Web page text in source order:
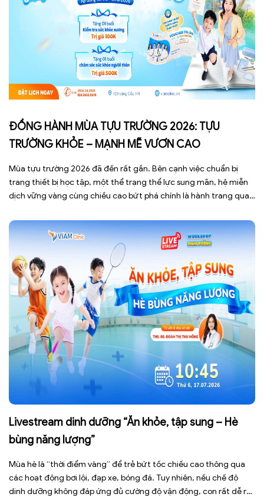
ĐỒNG HÀNH MÙA TỰU TRƯỜNG 2026: TỰU
TRƯỜNG KHỎE – MẠNH MẼ VƯƠN CAO
Mùa tựu trường 2026 đã đến rất gần. Bên cạnh việc chuẩn bị
trang thiết bị học tập, một thể trạng thể lực sung mãn, hệ miễn
dịch vững vàng cùng chiều cao bứt phá chính là hành trang quan
đồng hành […]
Livestream dinh dưỡng “Ăn khỏe, tập sung – Hè
bùng năng lượng”
Mùa hè là “thời điểm vàng” để trẻ bứt tốc chiều cao thông qua
các hoạt động bơi lội, đạp xe, bóng đá. Tuy nhiên, nếu chế độ
dinh dưỡng không đáp ứng đủ cường độ vận động, con rất dễ rơi